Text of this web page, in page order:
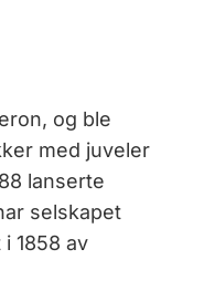
og ble
med juveler
lanserte
selskapet
1858 av